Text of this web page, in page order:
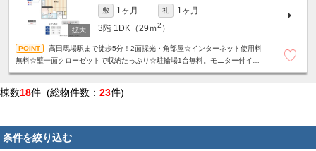
敷 1ヶ月 礼
1ヶ月
3階 1DK（29ｍ2 ）
高田馬場駅まで徒歩5分！2面採光・角部屋☆インターネット使用料
無料☆壁一面クローゼットで収納たっぷり☆駐輪場1台無料。モニター付イン
棟数18件 (総物件数： 23件)
条件を絞り込む